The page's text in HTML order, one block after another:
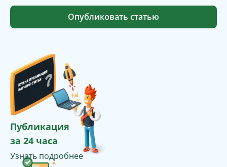
Опубликовать статью
Публикация
за 24 часа
Узнать подробнее